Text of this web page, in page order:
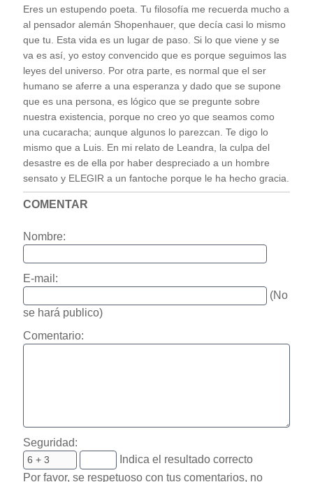
Eres un estupendo poeta. Tu filosofía me recuerda mucho a
al pensador alemán Shopenhauer, que decía casi lo mismo
que tu. Esta vida es un lugar de paso. Si lo que viene y se
va es así, yo estoy convencido que es porque seguimos las
leyes del universo. Por otra parte, es normal que el ser
humano se aferre a una esperanza y dado que se supone
que es una persona, es lógico que se pregunte sobre
nuestra existencia, porque no creo yo que seamos como
una cucaracha; aunque algunos lo parezcan. Te digo lo
mismo que a Luis. En mi relato de Leandra, la culpa del
desastre es de ella por haber despreciado a un hombre
sensato y ELEGIR a un fantoche porque le ha hecho gracia.
COMENTAR
Nombre:
E-mail:
(No
se hará publico)
Comentario:
Seguridad:
Indica el resultado correcto
Por favor, se respetuoso con tus comentarios, no